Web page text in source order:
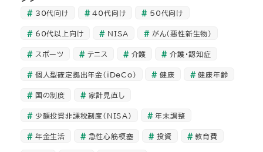
30代向け 40代向け 50代向け
60代以上向け NISA がん（悪性新生物）
スポーツ テニス 介護 介護・認知症
個人型確定拠出年金（iDeCo） 健康 健康年齢
国の制度 家計見直し
少額投資非課税制度（NISA） 年末調整
年金生活 急性心筋梗塞 投資 教育費